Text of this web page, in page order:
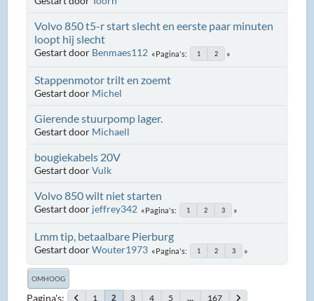
Volvo 850 t5-r start slecht en eerste paar minuten
loopt hij slecht
Gestart door Benmaes112 Pagina's 1 2
Stappenmotor trilt en zoemt
Gestart door Michel
Gierende stuurpomp lager.
Gestart door Michaell
bougiekabels 20V
Gestart doorVulk
Volvo 850 wilt niet starten
Gestart door jeffrey342 Pagina's 1 2 3
Lmm tip, betaalbare Pierburg
Gestart doorWouter1973 Pagina's 1 2 3
OMHOOG
Pagina's 1 2 3 4 5 ... 167